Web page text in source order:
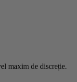
maxim de discreție.